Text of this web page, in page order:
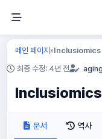
메인 페이지»Inclusiomics
최종 수정: 4년 전
Inclusiomics
문서 역사